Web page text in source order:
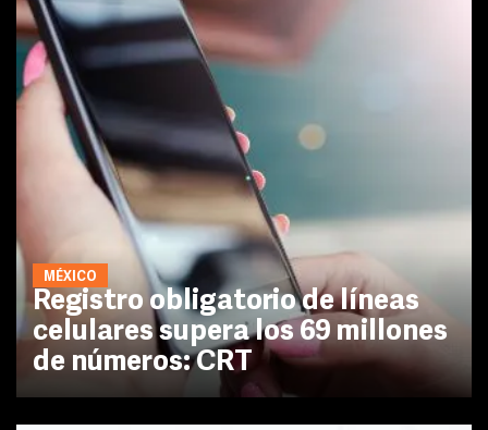
MÉXICO
Registro obligatorio de líneas
celulares supera los 69 millones
de números: CRT